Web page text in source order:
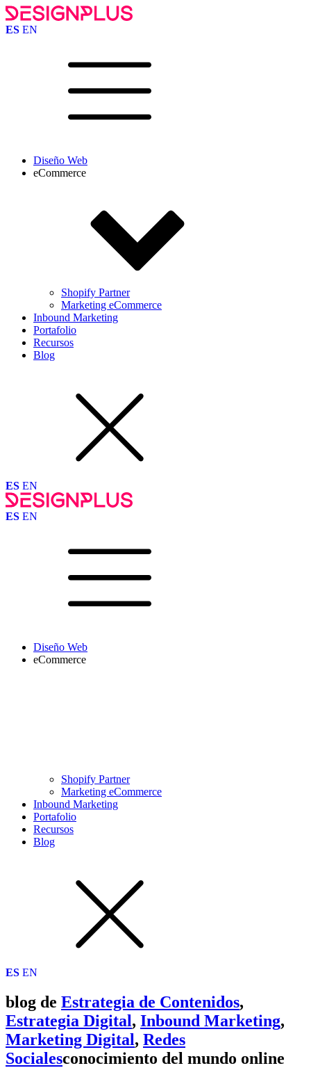
ES EN
Diseño Web
eCommerce
Shopify Partner
Marketing eCommerce
Inbound Marketing
Portafolio
Recursos
Blog
ES EN
ES EN
Diseño Web
eCommerce
Shopify Partner
Marketing eCommerce
Inbound Marketing
Portafolio
Recursos
Blog
ES EN
blog de Estrategia de Contenidos,
Estrategia Digital, Inbound Marketing,
Marketing Digital, Redes
Socialesconocimiento del mundo online